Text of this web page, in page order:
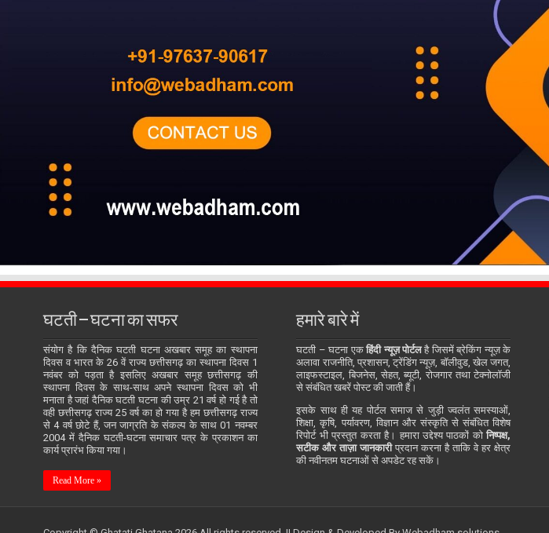
घटती – घटना का सफर
संयोग है कि दैनिक घटती घटना अखबार समूह का स्थापना
दिवस व भारत के 26 वें राज्य छत्तीसगढ़ का स्थापना दिवस 1
नवंबर को पड़ता है इसलिए अखबार समूह छत्तीसगढ़ की
स्थापना दिवस के साथ-साथ अपने स्थापना दिवस को भी
मनाता है जहां दैनिक घटती घटना की उम्र 21 वर्ष हो गई है तो
वही छत्तीसगढ़ राज्य 25 वर्ष का हो गया है हम छत्तीसगढ़ राज्य
से 4 वर्ष छोटे हैं, जन जाग्रति के संकल्प के साथ 01 नवम्बर
2004 में दैनिक घटती-घटना समाचार पत्र के प्रकाशन का
कार्य प्रारंभ किया गया।
Read More »
हमारे बारे में
घटती – घटना एकहिंदी न्यूज़ पोर्टलहै जिसमें ब्रेकिंग न्यूज़ के
अलावा राजनीति, प्रशासन, ट्रेंडिंग न्यूज़, बॉलीवुड, खेल जगत,
लाइफस्टाइल, बिजनेस, सेहत, ब्यूटी, रोजगार तथा टेक्नोलॉजी
से संबंधित खबरें पोस्ट की जाती हैं।
इसके साथ ही यह पोर्टल समाज से जुड़ी ज्वलंत समस्याओं,
शिक्षा, कृषि, पर्यावरण, विज्ञान और संस्कृति से संबंधित विशेष
रिपोर्ट भी प्रस्तुत करता है। हमारा उद्देश्य पाठकों कोनिष्पक्ष,
सटीक और ताज़ा जानकारीप्रदान करना है ताकि वे हर क्षेत्र
की नवीनतम घटनाओं से अपडेट रह सकें।